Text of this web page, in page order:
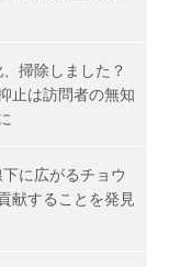
掃除しました？
止は訪問者の無知
に広がるチョウ
献することを発見